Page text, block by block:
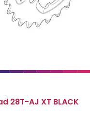
28T-AJ XT BLACK